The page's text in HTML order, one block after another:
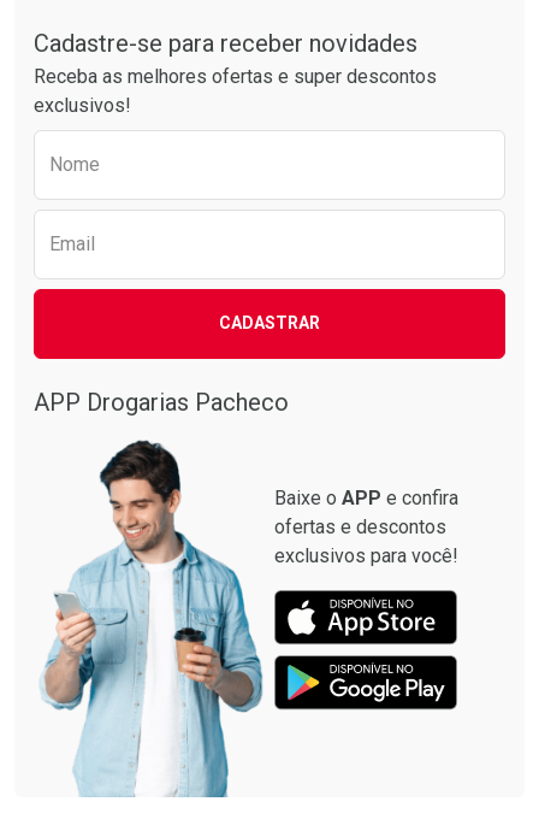
Por R$ 24,29/cada
Por R$ 30,61/cada
Cadastre-se para receber novidades
Receba as melhores ofertas e super descontos
exclusivos!
Nome
Email
CADASTRAR
APP Drogarias Pacheco
Baixe o APP e confira
ofertas e descontos
exclusivos para você!